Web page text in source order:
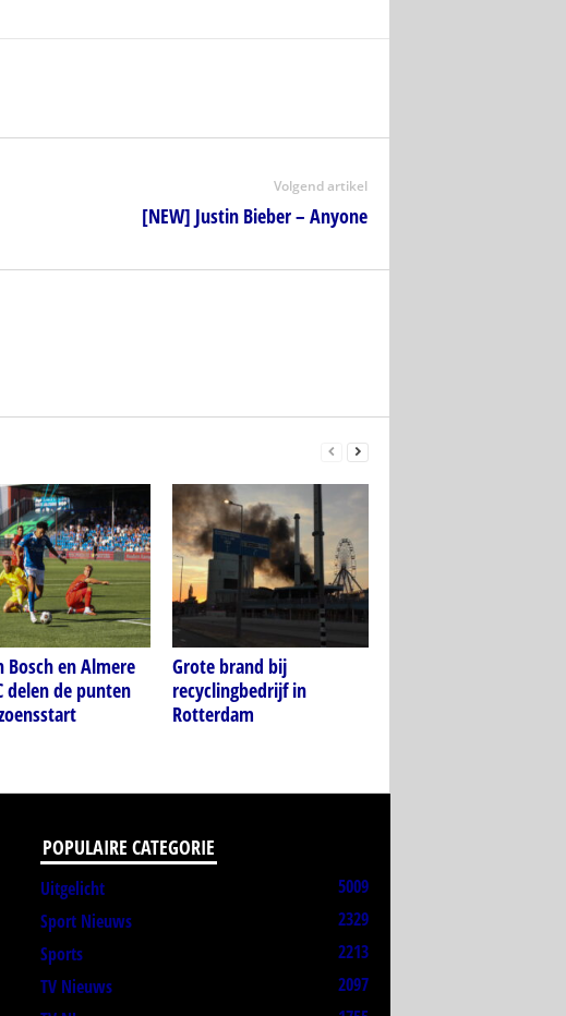
Volgend artikel
[NEW] Justin Bieber – Anyone
Bosch en Almere
delen de punten
Grote brand bij
recyclingbedrijf in
Rotterdam
POPULAIRE CATEGORIE
Uitgelicht
5009
Sport Nieuws
2329
Sports
2213
TV Nieuws
2097